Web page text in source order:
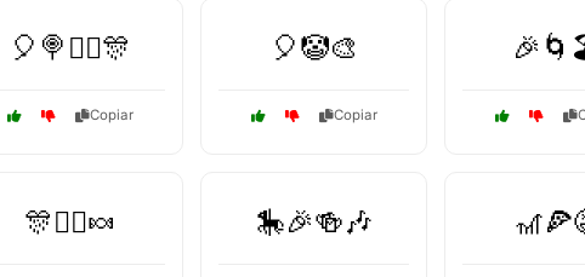
🎈🍭🤹‍♂️🎊
Copiar
🎈🤡🎨
Copiar
🎊🤹‍♀️🍬 🎠🎉🍻🎶